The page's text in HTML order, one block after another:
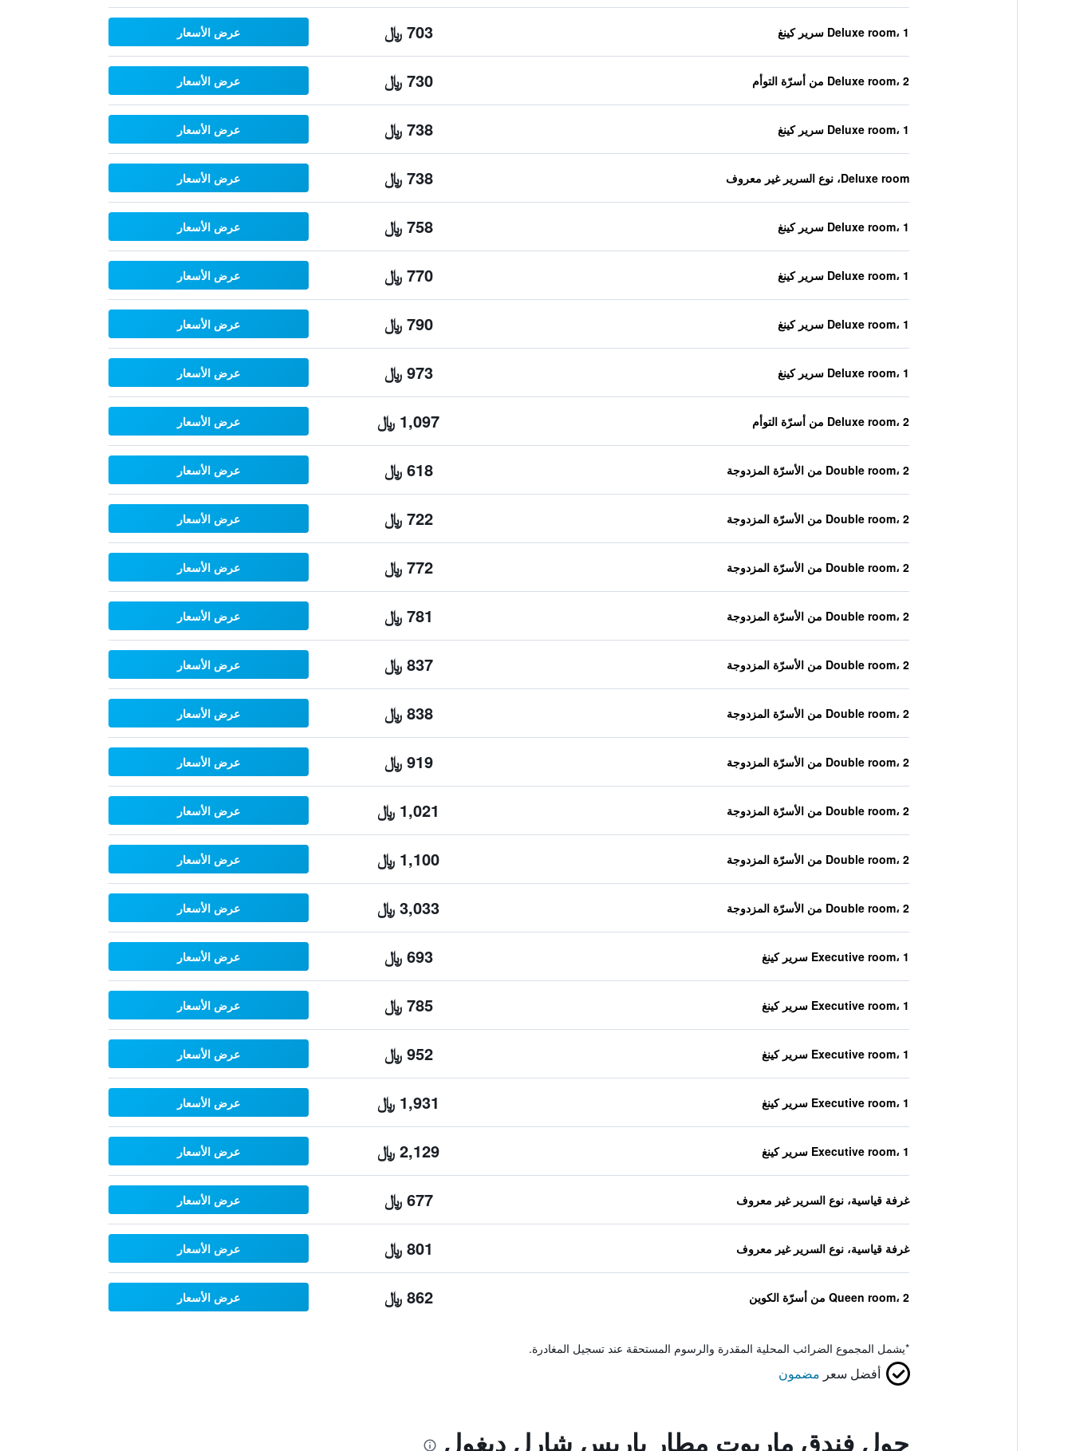
Deluxe room، 1 سرير كينغ 703 ﷼ عرض الأسعار
Deluxe room، 2 من أسرّة التوأم 730 ﷼ عرض الأسعار
Deluxe room، 1 سرير كينغ 738 ﷼ عرض الأسعار
Deluxe room، نوع السرير غير معروف 738 ﷼ عرض الأسعار
Deluxe room، 1 سرير كينغ 758 ﷼ عرض الأسعار
Deluxe room، 1 سرير كينغ 770 ﷼ عرض الأسعار
Deluxe room، 1 سرير كينغ 790 ﷼ عرض الأسعار
Deluxe room، 1 سرير كينغ 973 ﷼ عرض الأسعار
Deluxe room، 2 من أسرّة التوأم 1,097 ﷼ عرض الأسعار
Double room، 2 من الأسرّة المزدوجة 618 ﷼ عرض الأسعار
Double room، 2 من الأسرّة المزدوجة 722 ﷼ عرض الأسعار
Double room، 2 من الأسرّة المزدوجة 772 ﷼ عرض الأسعار
Double room، 2 من الأسرّة المزدوجة 781 ﷼ عرض الأسعار
Double room، 2 من الأسرّة المزدوجة 837 ﷼ عرض الأسعار
Double room، 2 من الأسرّة المزدوجة 838 ﷼ عرض الأسعار
Double room، 2 من الأسرّة المزدوجة 919 ﷼ عرض الأسعار
Double room، 2 من الأسرّة المزدوجة 1,021 ﷼ عرض الأسعار
Double room، 2 من الأسرّة المزدوجة 1,100 ﷼ عرض الأسعار
Double room، 2 من الأسرّة المزدوجة 3,033 ﷼ عرض الأسعار
Executive room، 1 سرير كينغ 693 ﷼ عرض الأسعار
Executive room، 1 سرير كينغ 785 ﷼ عرض الأسعار
Executive room، 1 سرير كينغ 952 ﷼ عرض الأسعار
Executive room، 1 سرير كينغ 1,931 ﷼ عرض الأسعار
Executive room، 1 سرير كينغ 2,129 ﷼ عرض الأسعار
غرفة قياسية، نوع السرير غير معروف 677 ﷼ عرض الأسعار
غرفة قياسية، نوع السرير غير معروف 801 ﷼ عرض الأسعار
Queen room، 2 من أسرّة الكوين 862 ﷼ عرض الأسعار
*يشمل المجموع الضرائب المحلية المقدرة والرسوم المستحقة عند تسجيل المغادرة.
أفضل سعر مضمون
حول فندق ماريوت مطار باريس شارل ديغول